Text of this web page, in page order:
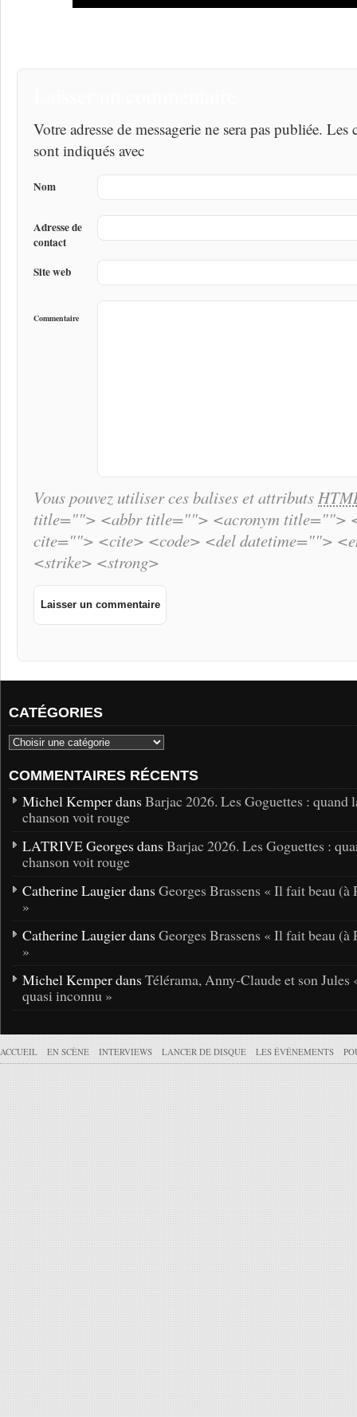
Votre adresse de messagerie ne sera pas publiée.
sont indiqués avec
Nom
Adresse de
contact
Site web
Commentaire
Vous pouvez utiliser ces balises et attributs
title=""> <abbr title=""> <acronym title="">
cite=""> <cite> <code> <del datetime="">
<strike> <strong>
CATÉGORIES
COMMENTAIRES RÉCENTS
Michel Kemper dans Barjac 2026. Les Goguettes : quand
chanson voit rouge
LATRIVE Georges dans Barjac 2026. Les Goguettes :
chanson voit rouge
Catherine Laugier dans Georges Brassens « Il fait beau (à
»
Catherine Laugier dans Georges Brassens « Il fait beau (à
»
Michel Kemper dans Télérama, Anny-Claude et son Jules
quasi inconnu »
ACCUEIL EN SCÈNE INTERVIEWS LANCER DE DISQUE LES ÉVÉNEMENTS